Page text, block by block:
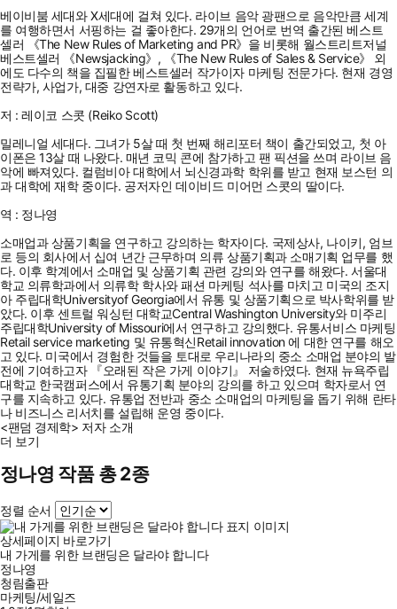
베이비붐 세대와 X세대에 걸쳐 있다. 라이브 음악 광팬으로 음악만큼 세계
를 여행하면서 서핑하는 걸 좋아한다. 29개의 언어로 번역 출간된 베스트
셀러 《The New Rules of Marketing and PR》을 비롯해 월스트리트저널
베스트셀러 《Newsjacking》, 《The New Rules of Sales & Service》 외
에도 다수의 책을 집필한 베스트셀러 작가이자 마케팅 전문가다. 현재 경영
전략가, 사업가, 대중 강연자로 활동하고 있다.
저 : 레이코 스콧 (Reiko Scott)
밀레니얼 세대다. 그녀가 5살 때 첫 번째 해리포터 책이 출간되었고, 첫 아
이폰은 13살 때 나왔다. 매년 코믹 콘에 참가하고 팬 픽션을 쓰며 라이브 음
악에 빠져있다. 컬럼비아 대학에서 뇌신경과학 학위를 받고 현재 보스턴 의
과 대학에 재학 중이다. 공저자인 데이비드 미어먼 스콧의 딸이다.
역 : 정나영
소매업과 상품기획을 연구하고 강의하는 학자이다. 국제상사, 나이키, 엄브
로 등의 회사에서 십여 년간 근무하며 의류 상품기획과 소매기획 업무를 했
다. 이후 학계에서 소매업 및 상품기획 관련 강의와 연구를 해왔다. 서울대
학교 의류학과에서 의류학 학사와 패션 마케팅 석사를 마치고 미국의 조지
아 주립대학Universityof Georgia에서 유통 및 상품기획으로 박사학위를 받
았다. 이후 센트럴 워싱턴 대학교Central Washington University와 미주리
주립대학University of Missouri에서 연구하고 강의했다. 유통서비스 마케팅
Retail service marketing 및 유통혁신Retail innovation 에 대한 연구를 해오
고 있다. 미국에서 경험한 것들을 토대로 우리나라의 중소 소매업 분야의 발
전에 기여하고자 『오래된 작은 가게 이야기』 저술하였다. 현재 뉴욕주립
대학교 한국캠퍼스에서 유통기획 분야의 강의를 하고 있으며 학자로서 연
구를 지속하고 있다. 유통업 전반과 중소 소매업의 마케팅을 돕기 위해 란타
나 비즈니스 리서치를 설립해 운영 중이다.
<팬덤 경제학> 저자 소개
더 보기
정나영 작품 총 2종
정렬 순서
상세페이지 바로가기
내 가게를 위한 브랜딩은 달라야 합니다
정나영
청림출판
마케팅/세일즈